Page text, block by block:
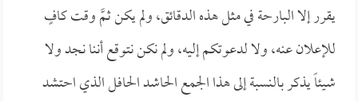
يقرر إلا البارحة في مثل هذه الدقائق، ولم يكن ثمَّ وقت كافٍ
للإعلان عنه، ولا لدعوتكم إليه، ولم نكن نتوقع أننا نجد ولا
شيئاً يذكر بالنسبة إلى هذا الجمع الحاشد الحافل الذي احتشد